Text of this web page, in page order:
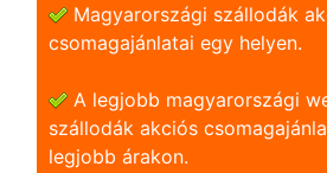
Magyarországi szállodák
csomagajánlatai egy helyen.
A legjobb magyarországi
szállodák akciós
legjobb árakon.